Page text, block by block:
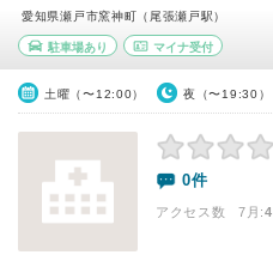
愛知県瀬戸市窯神町（尾張瀬戸駅）
駐車場あり マイナ受付
土曜（〜12:00） 夜（〜19:30）
0件
アクセス数 7月:4